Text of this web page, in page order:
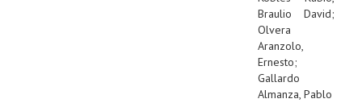
Braulio David;
Olvera
Aranzolo,
Ernesto;
Gallardo
Almanza, Pablo